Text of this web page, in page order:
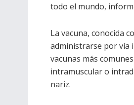
todo el mundo,
La vacuna, conocida
administrarse por vía
vacunas más
intramuscular o
nariz.